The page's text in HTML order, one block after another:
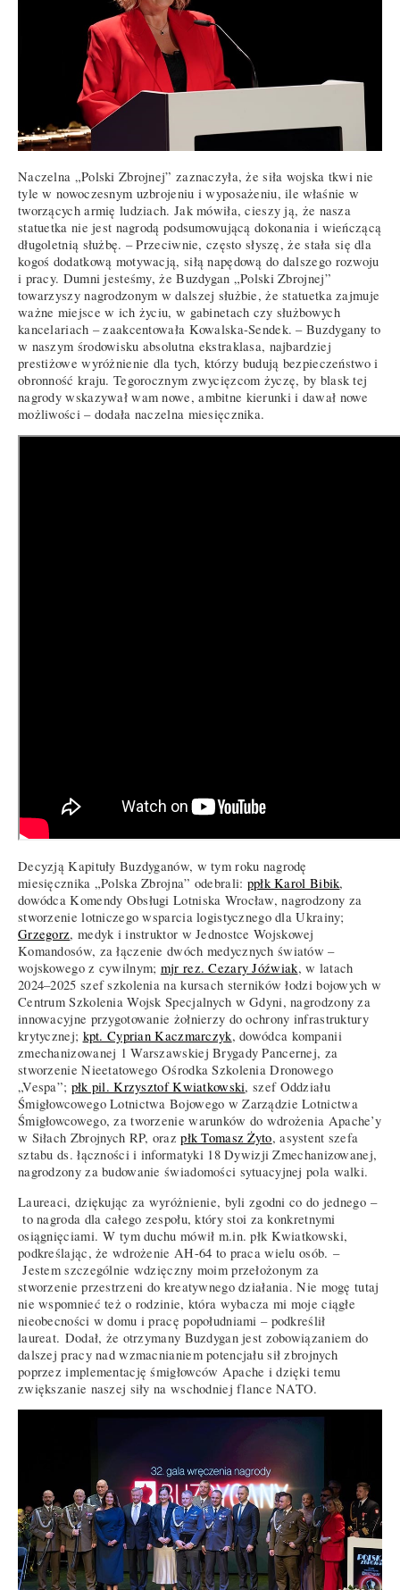
Naczelna „Polski Zbrojnej” zaznaczyła, że siła wojska tkwi nie
tyle w nowoczesnym uzbrojeniu i wyposażeniu, ile właśnie w
tworzących armię ludziach. Jak mówiła, cieszy ją, że nasza
statuetka nie jest nagrodą podsumowującą dokonania i wieńczącą
długoletnią służbę. – Przeciwnie, często słyszę, że stała się dla
kogoś dodatkową motywacją, siłą napędową do dalszego rozwoju
i pracy. Dumni jesteśmy, że Buzdygan „Polski Zbrojnej”
towarzyszy nagrodzonym w dalszej służbie, że statuetka zajmuje
ważne miejsce w ich życiu, w gabinetach czy służbowych
kancelariach – zaakcentowała Kowalska-Sendek. – Buzdygany to
w naszym środowisku absolutna ekstraklasa, najbardziej
prestiżowe wyróżnienie dla tych, którzy budują bezpieczeństwo i
obronność kraju. Tegorocznym zwycięzcom życzę, by blask tej
nagrody wskazywał wam nowe, ambitne kierunki i dawał nowe
możliwości – dodała naczelna miesięcznika.
Decyzją Kapituły Buzdyganów, w tym roku nagrodę
miesięcznika „Polska Zbrojna” odebrali: ppłk Karol Bibik,
dowódca Komendy Obsługi Lotniska Wrocław, nagrodzony za
stworzenie lotniczego wsparcia logistycznego dla Ukrainy;
Grzegorz, medyk i instruktor w Jednostce Wojskowej
Komandosów, za łączenie dwóch medycznych światów –
wojskowego z cywilnym; mjr rez. Cezary Jóźwiak, w latach
2024–2025 szef szkolenia na kursach sterników łodzi bojowych w
Centrum Szkolenia Wojsk Specjalnych w Gdyni, nagrodzony za
innowacyjne przygotowanie żołnierzy do ochrony infrastruktury
krytycznej; kpt. Cyprian Kaczmarczyk, dowódca kompanii
zmechanizowanej 1 Warszawskiej Brygady Pancernej, za
stworzenie Nieetatowego Ośrodka Szkolenia Dronowego
„Vespa”; płk pil. Krzysztof Kwiatkowski, szef Oddziału
Śmigłowcowego Lotnictwa Bojowego w Zarządzie Lotnictwa
Śmigłowcowego, za tworzenie warunków do wdrożenia Apache’y
w Siłach Zbrojnych RP, orazpłk Tomasz Żyto, asystent szefa
sztabu ds. łączności i informatyki 18 Dywizji Zmechanizowanej,
nagrodzony za budowanie świadomości sytuacyjnej pola walki.
Laureaci, dziękując za wyróżnienie, byli zgodni co do jednego –
to nagroda dla całego zespołu, który stoi za konkretnymi
osiągnięciami. W tym duchu mówił m.in. płk Kwiatkowski,
podkreślając, że wdrożenie AH-64 to praca wielu osób. –
Jestem szczególnie wdzięczny moim przełożonym za
stworzenie przestrzeni do kreatywnego działania. Nie mogę tutaj
nie wspomnieć też o rodzinie, która wybacza mi moje ciągłe
nieobecności w domu i pracę popołudniami – podkreślił
laureat. Dodał, że otrzymany Buzdygan jest zobowiązaniem do
dalszej pracy nad wzmacnianiem potencjału sił zbrojnych
poprzez implementację śmigłowców Apache i dzięki temu
zwiększanie naszej siły na wschodniej flance NATO.